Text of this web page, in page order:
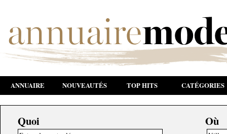
ANNUAIRE NOUVEAUTÉS TOP HITS CATÉGORIES
Quoi Où